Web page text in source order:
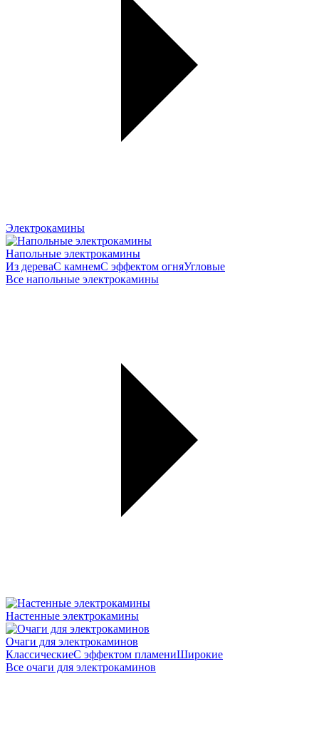
Электрокамины
Напольные электрокамины
Из дереваС камнемС эффектом огняУгловые
Все напольные электрокамины
Настенные электрокамины
Очаги для электрокаминов
КлассическиеС эффектом пламениШирокие
Все очаги для электрокаминов